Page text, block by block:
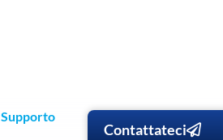
Contattateci
Supporto